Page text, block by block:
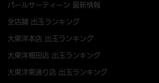
パールサーティーン 最新情報
全店舗 出玉ランキング
大東洋本店 出玉ランキング
大東洋梅田店 出玉ランキング
大東洋東通り店 出玉ランキング